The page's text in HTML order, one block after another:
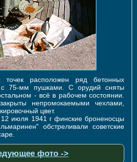
точек расположен ряд бетонных
с 75-мм пушками. С орудий сняты
- всё в рабочем состоянии.
непромокаемыми чехлами,
цвет.
июля 1941 г финские броненосцы
обстреливали советские
фото ->